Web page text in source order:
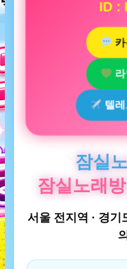
ID :
텔
잠실
잠실노래
서울 전지역 · 경